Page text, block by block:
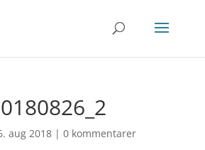
aug 2018| 0 kommentarer